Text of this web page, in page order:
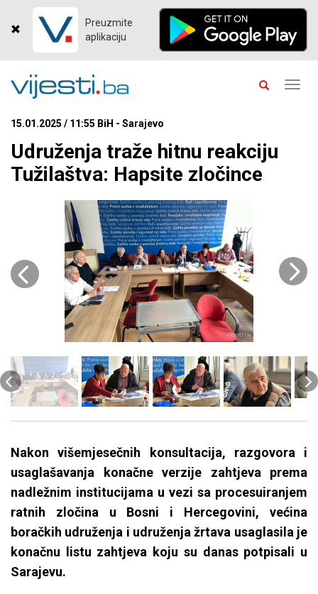
Preuzmite
aplikaciju
15.01.2025 / 11:55 BiH - Sarajevo
Udruženja traže hitnu reakciju
Tužilaštva: Hapsite zločince
Nakon višemjesečnih konsultacija, razgovora i
usaglašavanja konačne verzije zahtjeva prema
nadležnim institucijama u vezi sa procesuiranjem
ratnih zločina u Bosni i Hercegovini, većina
boračkih udruženja i udruženja žrtava usaglasila je
konačnu listu zahtjeva koju su danas potpisali u
Sarajevu.